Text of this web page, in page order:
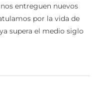
entreguen nuevos
por la vida de
supera el medio siglo